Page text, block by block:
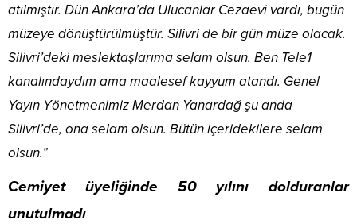
atılmıştır. Dün Ankara’da Ulucanlar Cezaevi vardı, bugün
müzeye dönüştürülmüştür. Silivri de bir gün müze olacak.
Silivri’deki meslektaşlarıma selam olsun. Ben Tele1
kanalındaydım ama maalesef kayyum atandı. Genel
Yayın Yönetmenimiz Merdan Yanardağ şu anda
Silivri’de, ona selam olsun. Bütün içeridekilere selam
olsun.”
Cemiyet üyeliğinde 50 yılını dolduranlar
unutulmadı